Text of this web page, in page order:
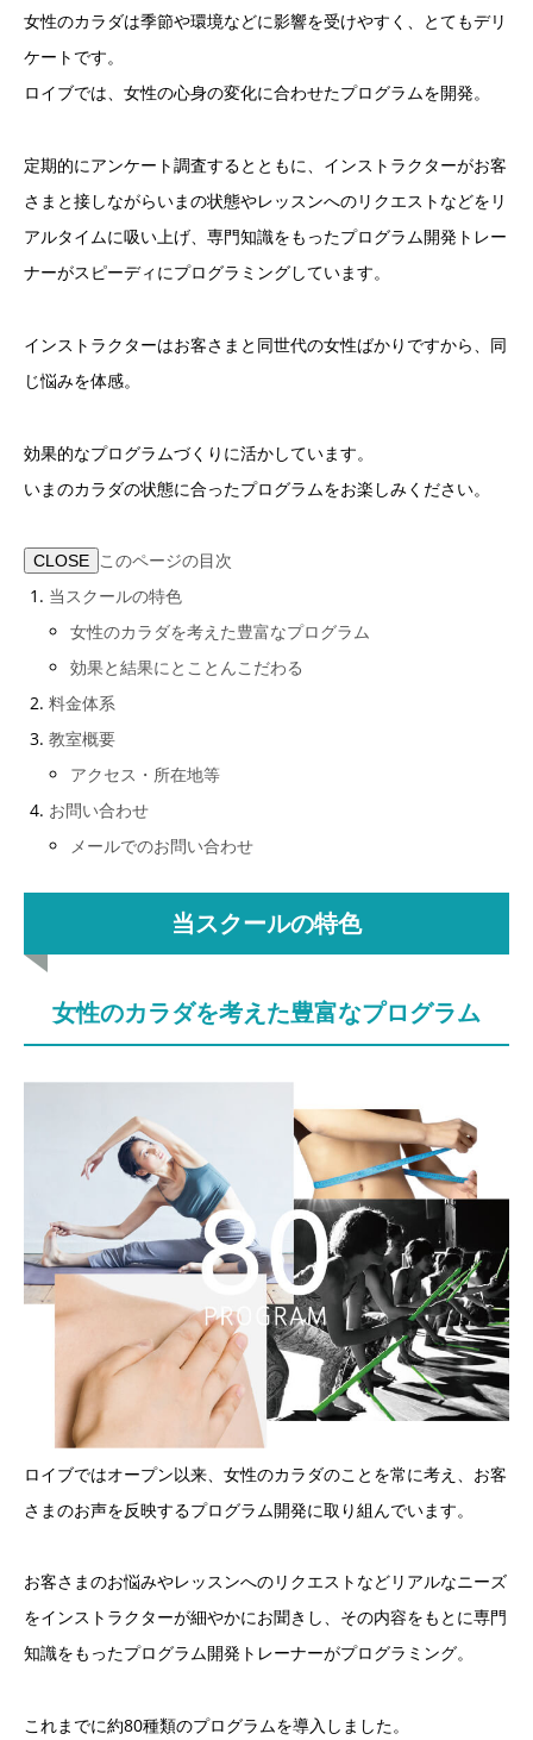
女性のカラダは季節や環境などに影響を受けやすく、とてもデリ
ケートです。
ロイブでは、女性の心身の変化に合わせたプログラムを開発。
定期的にアンケート調査するとともに、インストラクターがお客
さまと接しながらいまの状態やレッスンへのリクエストなどをリ
アルタイムに吸い上げ、専門知識をもったプログラム開発トレー
ナーがスピーディにプログラミングしています。
インストラクターはお客さまと同世代の女性ばかりですから、同
じ悩みを体感。
効果的なプログラムづくりに活かしています。
いまのカラダの状態に合ったプログラムをお楽しみください。
CLOSE このページの目次
当スクールの特色
女性のカラダを考えた豊富なプログラム
効果と結果にとことんこだわる
料金体系
教室概要
アクセス・所在地等
お問い合わせ
メールでのお問い合わせ
当スクールの特色
女性のカラダを考えた豊富なプログラム
ロイブではオープン以来、女性のカラダのことを常に考え、お客
さまのお声を反映するプログラム開発に取り組んでいます。
お客さまのお悩みやレッスンへのリクエストなどリアルなニーズ
をインストラクターが細やかにお聞きし、その内容をもとに専門
知識をもったプログラム開発トレーナーがプログラミング。
これまでに約80種類のプログラムを導入しました。